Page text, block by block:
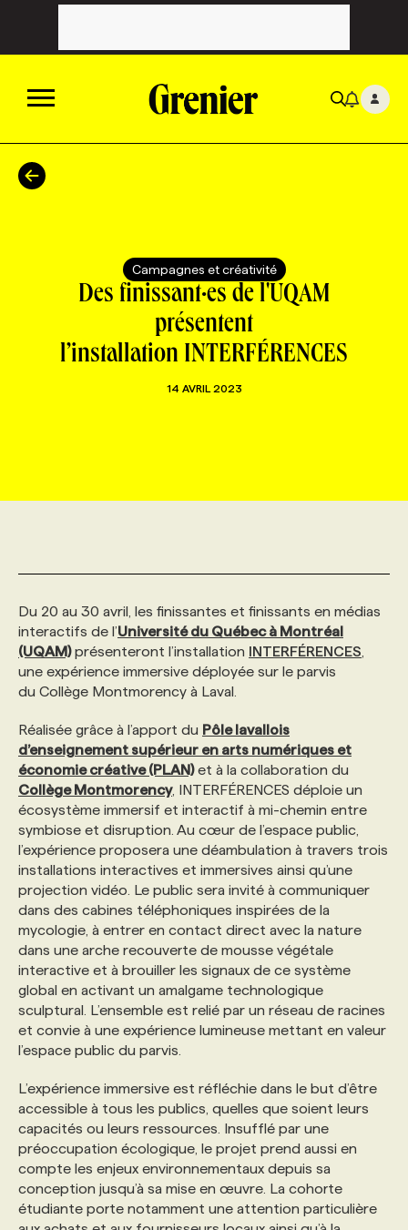
ACTUALITÉS
TOUTES LES CATÉGORIES
CAMPAGNES ET CRÉATIVITÉ
INITIATIVES NUMÉRIQUES
PRIX ET DISTINCTIONS
TENDANCES
CHRONIQUES
TOUTES LES CHRONIQUES
MARKETING DURABLE
GEO/SEO
ÉVÉNEMENTIEL
NOS AUTEUR‧RICES
FORFAITS ABONNEMENT
VOIR TOUTES LES PARUTIONS
INFOLETTRES
INFOLETTRE EN BREF
ANNONCEZ AVEC NOUS
EMPLOIS
PROFIL ENTREPRISE
FAQ
ANNONCEZ AVEC NOUS
PROFIL CANDIDAT
NOUVEAU!
ANNONCEZ AVEC NOUS
NOS PARCOURS DE FORMATIONS
FORMATIONS PERSONNALISÉES
NOS FORMATEUR‧RICES
POURQUOI CHOISIR NOS FORMATIONS
NOS TARIFS
PROGRAMMES DE SUBVENTIONS
FAQ
ANNONCEZ AVEC NOUS
SERVICE DE CHASSE DE TÊTE
NOS TARIFS
NOS EXPERTISES
FAQ
ANNONCEZ AVEC NOUS
Campagnes et créativité
Des finissant·es de l'UQAM
présentent
l’installation INTERFÉRENCES
14 AVRIL 2023
Du 20 au 30 avril, les finissantes et finissants en médias
interactifs de l’Université du Québec à Montréal
(UQAM)présenteront l’installation INTERFÉRENCES
une expérience immersive déployée sur le parvis
du Collège Montmorency à Laval.
Réalisée grâce à l’apport du Pôle lavallois
d’enseignement supérieur en arts numériques et
économie créative (PLAN)et à la collaboration du
Collège Montmorency, INTERFÉRENCES déploie un
écosystème immersif et interactif à mi-chemin entre
symbiose et disruption. Au cœur de l’espace public,
l’expérience proposera une déambulation à travers trois
installations interactives et immersives ainsi qu’une
projection vidéo. Le public sera invité à communiquer
dans des cabines téléphoniques inspirées de la
mycologie, à entrer en contact direct avec la nature
dans une arche recouverte de mousse végétale
interactive et à brouiller les signaux de ce système
global en activant un amalgame technologique
sculptural. L’ensemble est relié par un réseau de racines
et convie à une expérience lumineuse mettant en valeur
l’espace public du parvis.
L’expérience immersive est réfléchie dans le but d’être
accessible à tous les publics, quelles que soient leurs
capacités ou leurs ressources. Insufflé par une
préoccupation écologique, le projet prend aussi en
compte les enjeux environnementaux depuis sa
conception jusqu’à sa mise en œuvre. La cohorte
étudiante porte notamment une attention particulière